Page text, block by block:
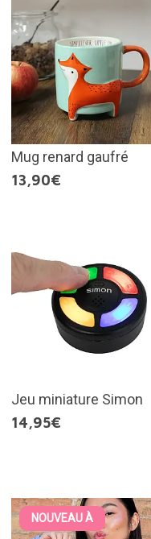
Mug renard gaufré
13,90€
Jeu miniature Simon
14,95€
NOUVEAU À